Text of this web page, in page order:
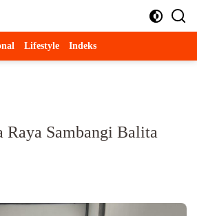
Lifestyle Indeks
Raya Sambangi Balita